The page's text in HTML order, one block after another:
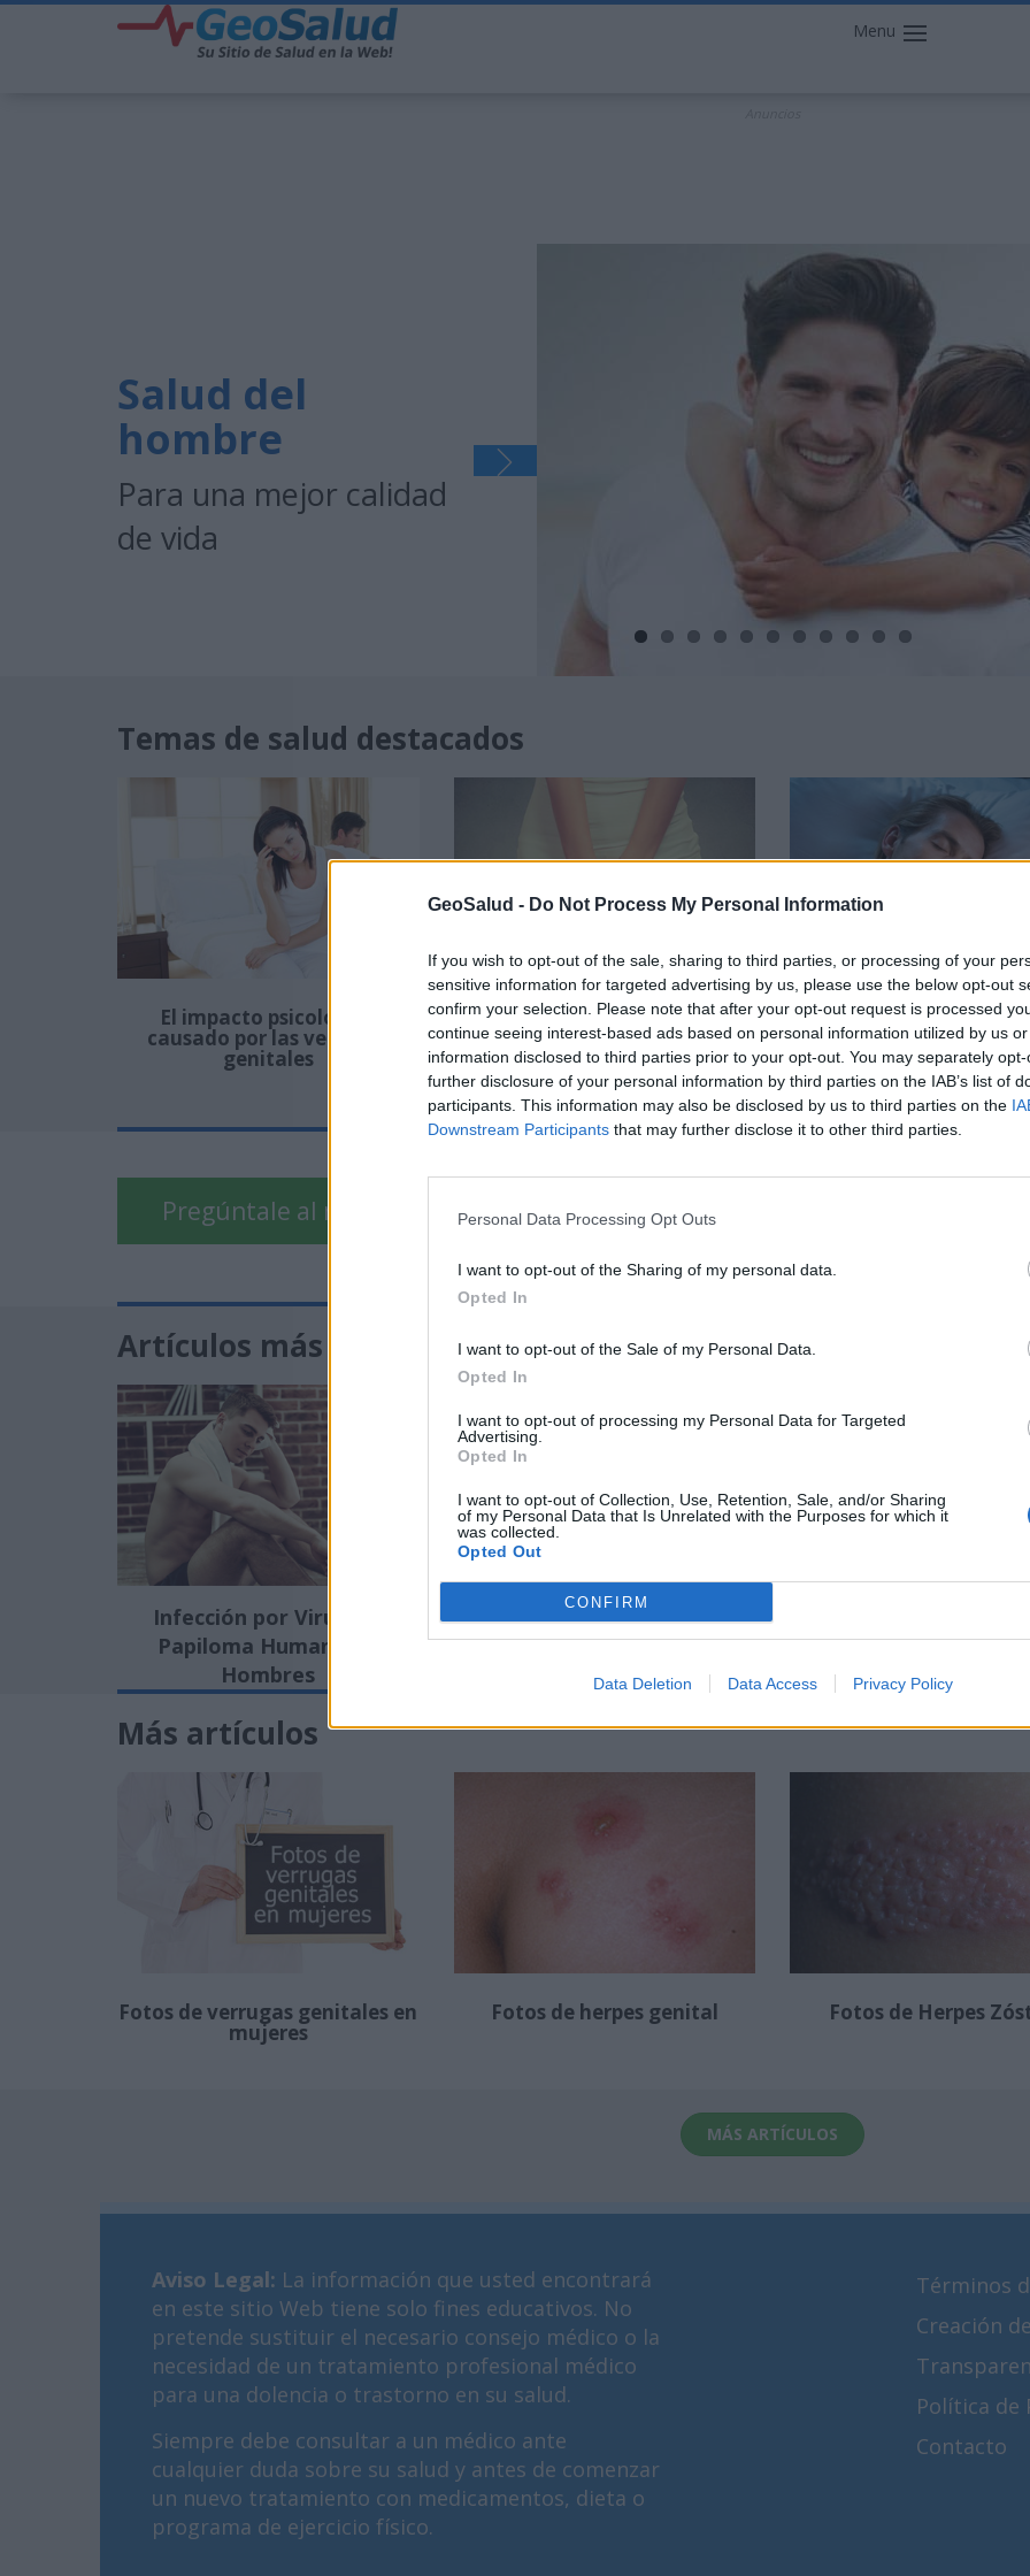
GeoSalud - Do Not Process My Personal Information
If you wish to opt-out of the sale, sharing to third parties, or processing of your
sensitive information for targeted advertising by us, please use the below opt-out
confirm your selection. Please note that after your opt-out request is processed
continue seeing interest-based ads based on personal information utilized by us
information disclosed to third parties prior to your opt-out. You may separately
further disclosure of your personal information by third parties on the IAB’s list of
participants. This information may also be disclosed by us to third parties on the
Downstream Participants that may further disclose it to other third parties.
Personal Data Processing Opt Outs
I want to opt-out of the Sharing of my personal data.
Opted In
I want to opt-out of the Sale of my Personal Data.
Opted In
I want to opt-out of processing my Personal Data for Targeted
Advertising.
Opted In
I want to opt-out of Collection, Use, Retention, Sale, and/or Sharing
of my Personal Data that Is Unrelated with the Purposes for which it
was collected.
Opted Out
CONFIRM
Data Deletion Data Access Privacy Policy
Menu
Salud del
hombre
Para una mejor calidad
de vida
Temas de salud destacados
El impacto psicológico
causado por las verrugas
genitales
Herpes genital en la mujer ¿Qué es la
Pregúntale al médico
Artículos más leídos
Infección por Virus del
Papiloma Humano en
Hombres
¿Qué es la Diabetes?
Más artículos
Fotos de verrugas genitales en
mujeres
Fotos de herpes genital Fotos de Herpes
MÁS ARTÍCULOS
Aviso Legal: La información que usted encontrará
en este sitio Web tiene solo fines educativos. No
pretende sustituir el necesario consejo médico o la
necesidad de un tratamiento profesional médico
para una dolencia o trastorno en su salud.
Siempre debe consultar a un médico ante
cualquier duda sobre su salud y antes de comenzar
un nuevo tratamiento con medicamentos, dieta o
programa de ejercicio físico.
Términos
Creación
Política de
Contacto